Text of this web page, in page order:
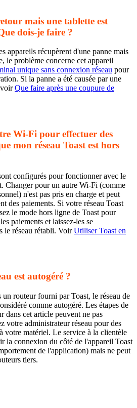
mais une tablette est
dois-je faire ?
appareils récupèrent d'une panne mais
le problème concerne cet appareil
unique sans connexion réseau pour
Si la panne a été causée par une
Que faire après une coupure de
Wi-Fi pour effectuer des
mon réseau Toast est hors
configurés pour fonctionner avec le
Changer pour un autre Wi-Fi (comme
n'est pas pris en charge et peut
des paiements. Si votre réseau Toast
le mode hors ligne de Toast pour
paiements et laissez-les se
le réseau rétabli. VoirUtiliser Toast en
est autogéré ?
un routeur fourni par Toast, le réseau de
comme autogéré. Les étapes de
dans cet article peuvent ne pas
votre administrateur réseau pour des
votre matériel. Le service à la clientèle
la connexion du côté de l'appareil Toast
de l'application) mais ne peut
tiers.